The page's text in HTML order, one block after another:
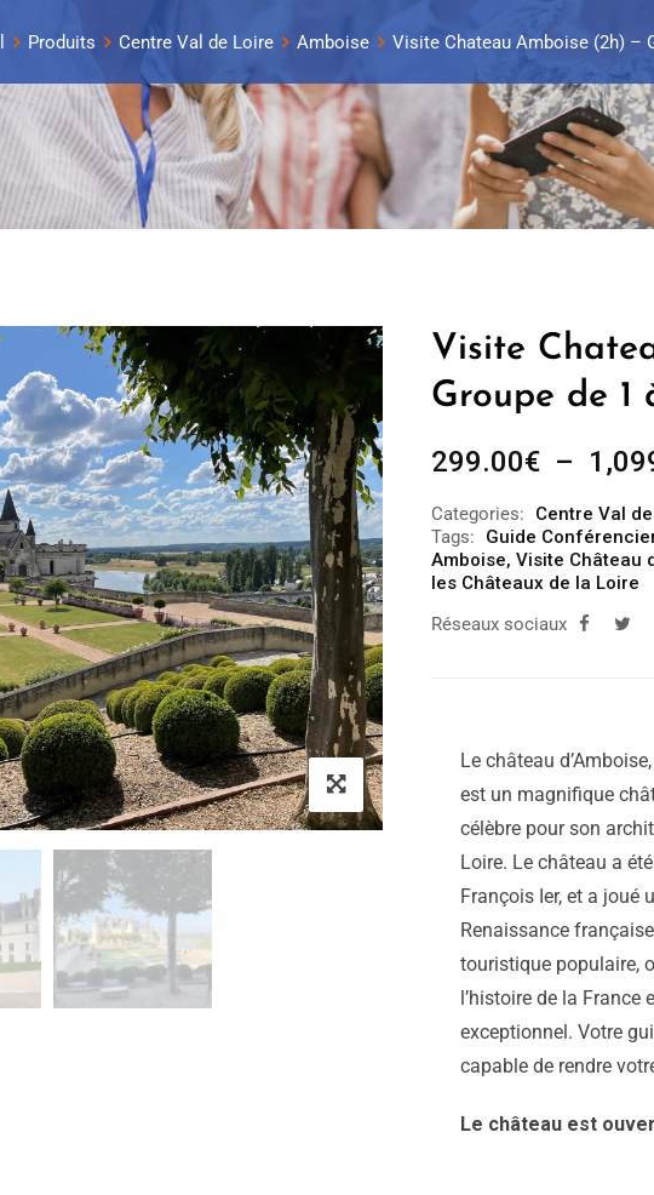
Produits Centre Val de Loire Amboise Visite Chateau Amboise (2h) –
Visite
Groupe de 1
299.00€ –
Categories: Centre Val
Tags:
Guide
Amboise, Visite Château
les Châteaux de la Loire
Réseaux sociaux
Le château
est un magnifique
célèbre pour son
Loire. Le château a
François Ier, et a joué
Renaissance
touristique populaire,
l’histoire de la
exceptionnel. Votre
capable de rendre
Le château est